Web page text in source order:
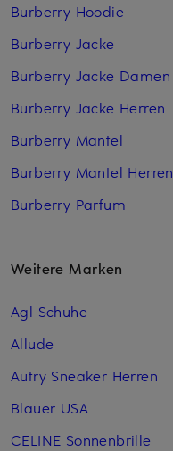
Burberry Hoodie
Burberry Jacke
Burberry Jacke Damen
Burberry Jacke Herren
Burberry Mantel
Burberry Mantel Herren
Burberry Parfum
Weitere Marken
Agl Schuhe
Allude
Autry Sneaker Herren
Blauer USA
CELINE Sonnenbrille